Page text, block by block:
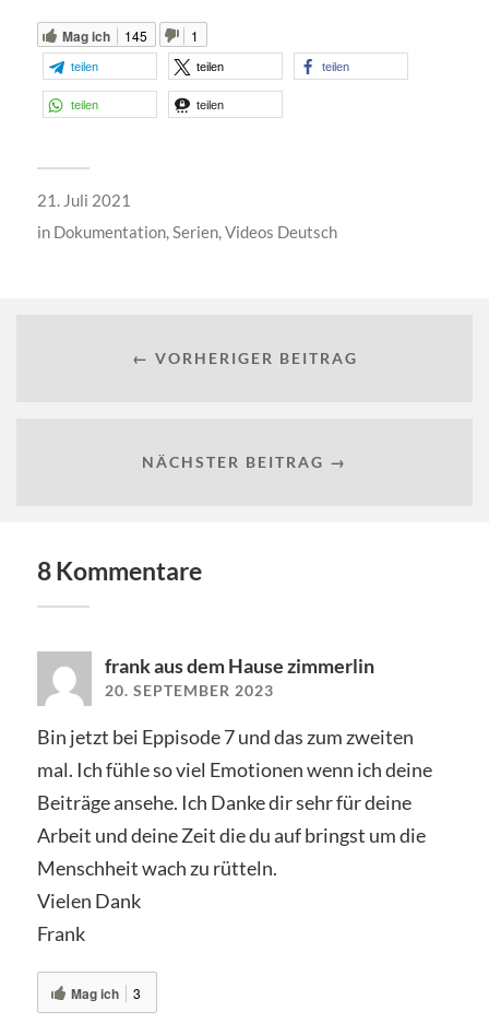
Mag ich 145 1
teilen teilen teilen
teilen teilen
21. Juli 2021
in Dokumentation,Serien,Videos Deutsch
← VORHERIGER BEITRAG
NÄCHSTER BEITRAG →
8 Kommentare
frank aus dem Hause zimmerlin
20. SEPTEMBER 2023
Bin jetzt bei Eppisode 7 und das zum zweiten
mal. Ich fühle so viel Emotionen wenn ich deine
Beiträge ansehe. Ich Danke dir sehr für deine
Arbeit und deine Zeit die du auf bringst um die
Menschheit wach zu rütteln.
Vielen Dank
Frank
Mag ich 3